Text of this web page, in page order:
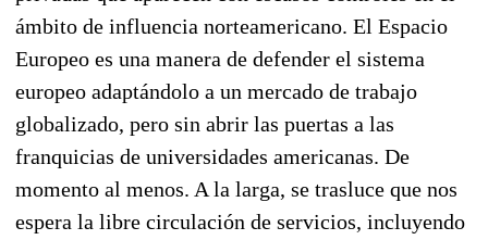
ámbito de influencia norteamericano. El Espacio
Europeo es una manera de defender el sistema
europeo adaptándolo a un mercado de trabajo
globalizado, pero sin abrir las puertas a las
franquicias de universidades americanas. De
momento al menos. A la larga, se trasluce que nos
espera la libre circulación de servicios, incluyendo